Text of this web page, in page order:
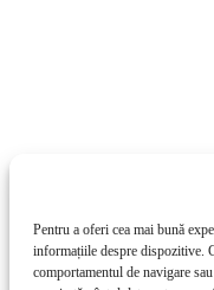
Pentru a oferi cea mai bună
informațiile despre dispozitive.
comportamentul de navigare